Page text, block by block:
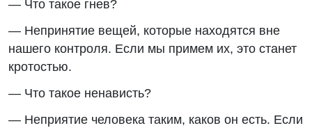
— Что такое гнев?
— Непринятие вещей, которые находятся вне
нашего контроля. Если мы примем их, это станет
кротостью.
— Что такое ненависть?
— Неприятие человека таким, каков он есть. Если